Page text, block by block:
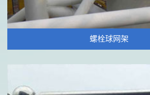
螺栓球网架